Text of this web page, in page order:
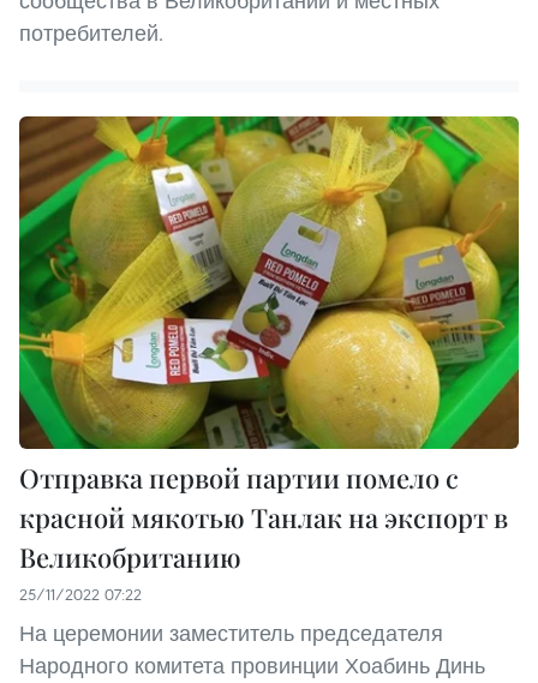
потребителей.
Отправка первой партии помело с
красной мякотью Танлак на экспорт в
Великобританию
25/11/2022 07:22
На церемонии заместитель председателя
Народного комитета провинции Хоабинь Динь